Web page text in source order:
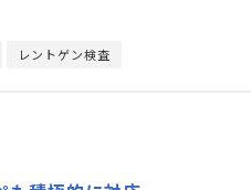
レントゲン検査